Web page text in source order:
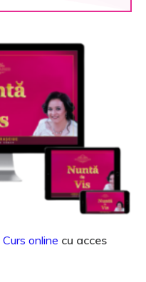
Curs online cu acces